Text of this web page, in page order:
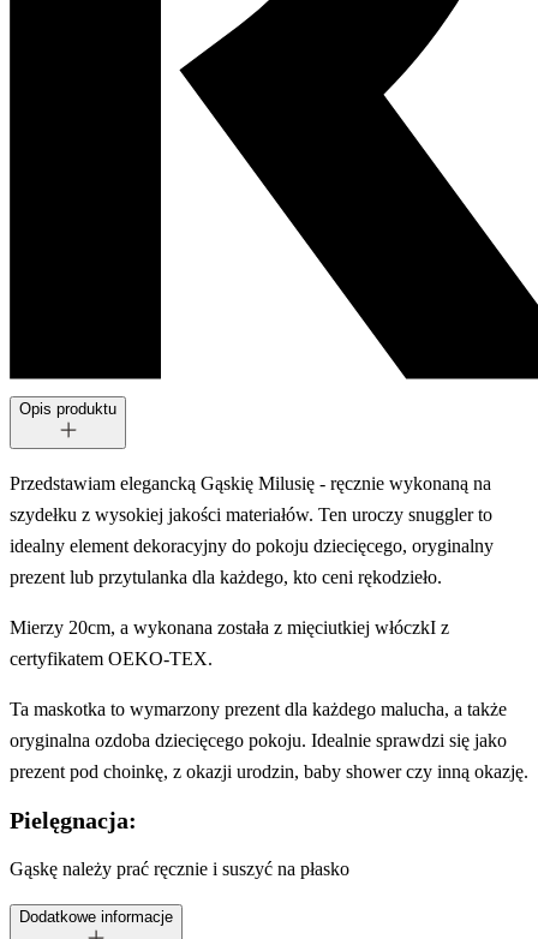
Opis produktu
Przedstawiam elegancką Gąskię Milusię - ręcznie wykonaną na
szydełku z wysokiej jakości materiałów. Ten uroczy snuggler to
idealny element dekoracyjny do pokoju dziecięcego, oryginalny
prezent lub przytulanka dla każdego, kto ceni rękodzieło.
Mierzy 20cm, a wykonana została z mięciutkiej włóczkI z
certyfikatem OEKO-TEX.
Ta maskotka to wymarzony prezent dla każdego malucha, a także
oryginalna ozdoba dziecięcego pokoju. Idealnie sprawdzi się jako
prezent pod choinkę, z okazji urodzin, baby shower czy inną okazję.
Pielęgnacja:
Gąskę należy prać ręcznie i suszyć na płasko
Dodatkowe informacje